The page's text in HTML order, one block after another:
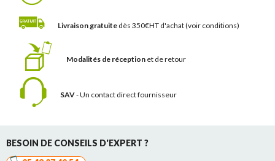
Livraison gratuite dès 350€HT d'achat(voir conditions)
Modalités de réception et de retour
SAV- Un contact direct fournisseur
BESOIN DE CONSEILS D'EXPERT ?